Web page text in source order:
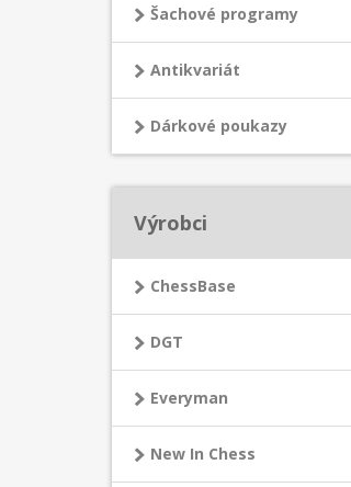
Šachové programy
Antikvariát
Dárkové poukazy
Výrobci
ChessBase
DGT
Everyman
New In Chess